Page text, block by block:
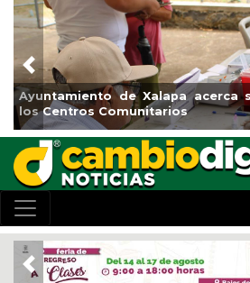
Municipio arrancará primera
el boulevard 5 de febrero
Previous
Previous